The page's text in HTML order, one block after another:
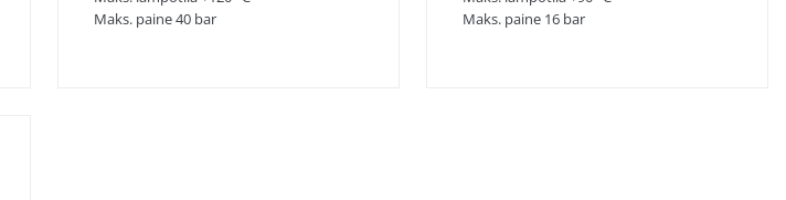
Maks. paine 40 bar
Maks. paine 16 bar